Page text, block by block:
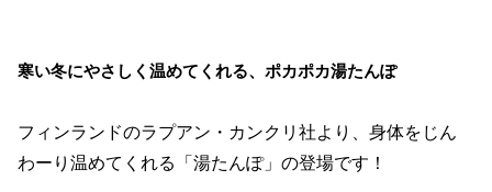
寒い冬にやさしく温めてくれる、ポカポカ湯たんぽ
フィンランドのラプアン・カンクリ社より、身体をじん
わーり温めてくれる「湯たんぽ」の登場です！